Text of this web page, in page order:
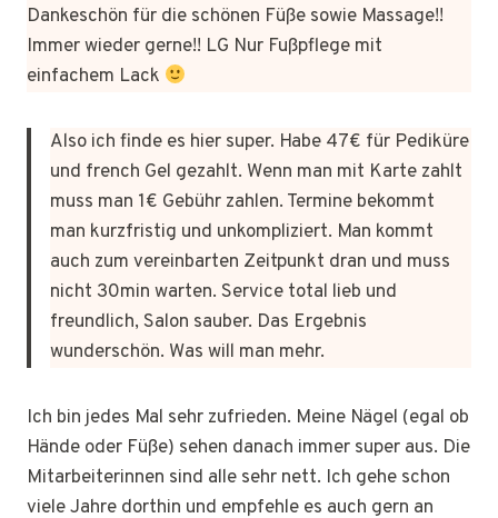
Dankeschön für die schönen Füße sowie Massage!!
Immer wieder gerne!! LG Nur Fußpflege mit
einfachem Lack
Also ich finde es hier super. Habe 47€ für Pediküre
und french Gel gezahlt. Wenn man mit Karte zahlt
muss man 1€ Gebühr zahlen. Termine bekommt
man kurzfristig und unkompliziert. Man kommt
auch zum vereinbarten Zeitpunkt dran und muss
nicht 30min warten. Service total lieb und
freundlich, Salon sauber. Das Ergebnis
wunderschön. Was will man mehr.
Ich bin jedes Mal sehr zufrieden. Meine Nägel (egal ob
Hände oder Füße) sehen danach immer super aus. Die
Mitarbeiterinnen sind alle sehr nett. Ich gehe schon
viele Jahre dorthin und empfehle es auch gern an